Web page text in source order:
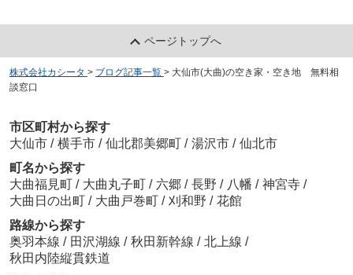
ページトップへ
株式会社カシータ > ブログ記事一覧 > 大仙市(大曲)の空き家・空き地 無料相
談窓口
市区町村から探す
大仙市 / 横手市 / 仙北郡美郷町 / 湯沢市 / 仙北市
町名から探す
大曲福見町 / 大曲丸子町 / 六郷 / 長野 / 八幡 / 神宮寺 /
大曲日の出町 / 大曲戸巻町 / 刈和野 / 花館
路線から探す
奥羽本線 / 田沢湖線 / 秋田新幹線 / 北上線 /
秋田内陸縦貫鉄道